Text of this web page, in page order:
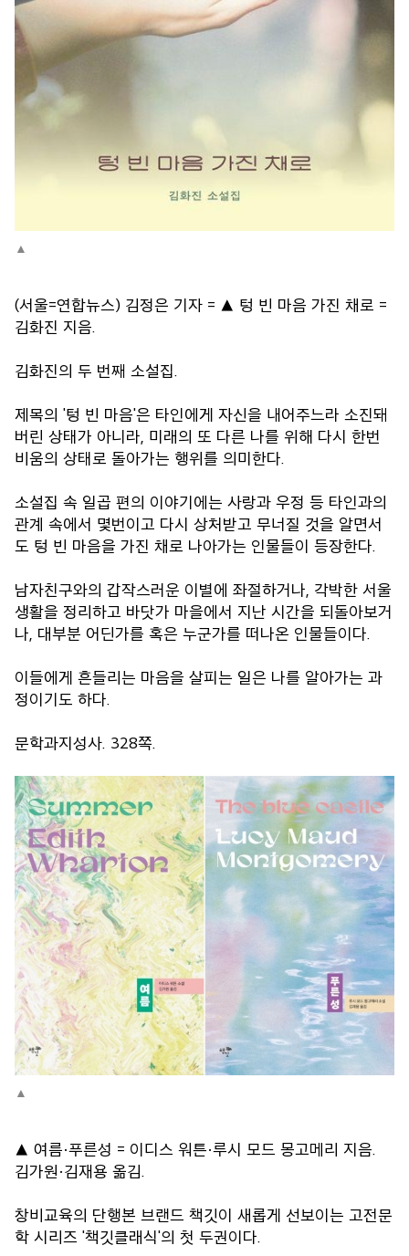
(서울=연합뉴스) 김정은 기자 = ▲ 텅 빈 마음 가진 채로 =
김화진 지음.
김화진의 두 번째 소설집.
제목의 '텅 빈 마음'은 타인에게 자신을 내어주느라 소진돼
버린 상태가 아니라, 미래의 또 다른 나를 위해 다시 한번
비움의 상태로 돌아가는 행위를 의미한다.
소설집 속 일곱 편의 이야기에는 사랑과 우정 등 타인과의
관계 속에서 몇번이고 다시 상처받고 무너질 것을 알면서
도 텅 빈 마음을 가진 채로 나아가는 인물들이 등장한다.
남자친구와의 갑작스러운 이별에 좌절하거나, 각박한 서울
생활을 정리하고 바닷가 마을에서 지난 시간을 되돌아보거
나, 대부분 어딘가를 혹은 누군가를 떠나온 인물들이다.
이들에게 흔들리는 마음을 살피는 일은 나를 알아가는 과
정이기도 하다.
문학과지성사. 328쪽.
▲ 여름·푸른성 = 이디스 워튼·루시 모드 몽고메리 지음.
김가원·김재용 옮김.
창비교육의 단행본 브랜드 책깃이 새롭게 선보이는 고전문
학 시리즈 '책깃클래식'의 첫 두권이다.